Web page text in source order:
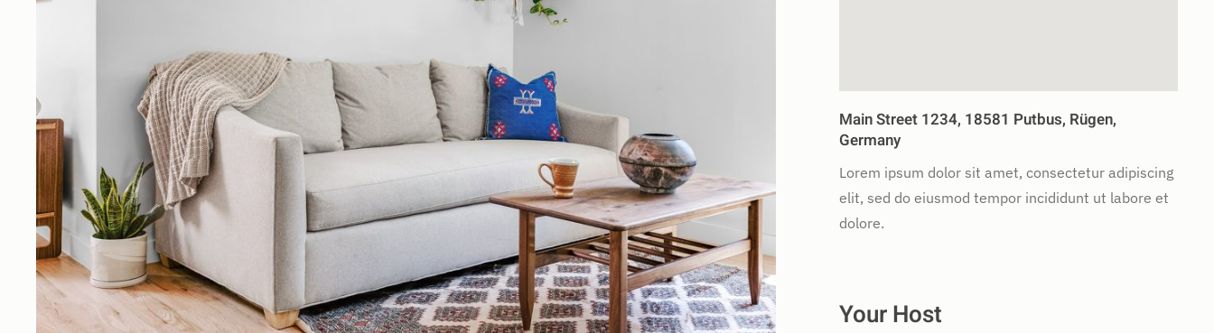
Main Street 1234, 18581 Putbus, Rügen,
Germany
Lorem ipsum dolor sit amet, consectetur adipiscing
elit, sed do eiusmod tempor incididunt ut labore et
dolore.
Your Host